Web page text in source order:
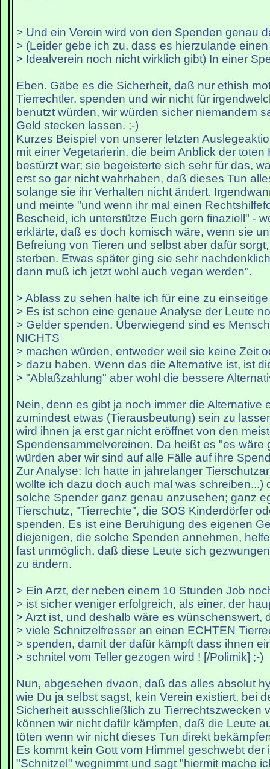
> Und ein Verein wird von den Spenden genau
> (Leider gebe ich zu, dass es hierzulande
> Idealverein noch nicht wirklich gibt) In einer
Eben. Gäbe es die Sicherheit, daß nur ethish
Tierrechtler, spenden und wir nicht für
benutzt würden, wir würden sicher niemandem
Geld stecken lassen. ;-)
Kurzes Beispiel von unserer letzten
mit einer Vegetarierin, die beim Anblick der toten
bestürzt war; sie begeisterte sich sehr für das,
erst so gar nicht wahrhaben, daß dieses Tun
solange sie ihr Verhalten nicht ändert.
und meinte "und wenn ihr mal einen
Bescheid, ich unterstütze Euch gern finaziell" -
erklärte, daß es doch komisch wäre, wenn sie
Befreiung von Tieren und selbst aber dafür
sterben. Etwas später ging sie sehr
dann muß ich jetzt wohl auch vegan werden".
> Ablass zu sehen halte ich für eine zu
> Es ist schon eine genaue Analyse der Leute
> Gelder spenden. Überwiegend sind es
NICHTS
> machen würden, entweder weil sie keine Zeit
> dazu haben. Wenn das die Alternative ist, ist
> "Ablaßzahlung" aber wohl die bessere
Nein, denn es gibt ja noch immer die Alternative
zumindest etwas (Tierausbeutung) sein zu
wird ihnen ja erst gar nicht eröffnet von den
Spendensammelvereinen. Da heißt es "es wäre
würden aber wir sind auf alle Fälle auf ihre
Zur Analyse: Ich hatte in jahrelanger
wollte ich dazu doch auch mal was schreiben...)
solche Spender ganz genau anzusehen; ganz
Tierschutz, "Tierrechte", die SOS Kinderdörfer
spenden. Es ist eine Beruhigung des eigenen
diejenigen, die solche Spenden annehmen,
fast unmöglich, daß diese Leute sich
zu ändern.
> Ein Arzt, der neben einem 10 Stunden Job
> ist sicher weniger erfolgreich, als einer, der
> Arzt ist, und deshalb wäre es wünschenswert,
> viele Schnitzelfresser an einen ECHTEN
> spenden, damit der dafür kämpft dass ihnen
> schnitel vom Teller gezogen wird ! [/Polimik] ;-)
Nun, abgesehen dvaon, daß das alles absolut
wie Du ja selbst sagst, kein Verein existiert, bei
Sicherheit ausschließlich zu Tierrechtszwecken
können wir nicht dafür kämpfen, daß die Leute
töten wenn wir nicht dieses Tun direkt
Es kommt kein Gott vom Himmel geschwebt der
"Schnitzel" wegnimmt und sagt "hiermit mache